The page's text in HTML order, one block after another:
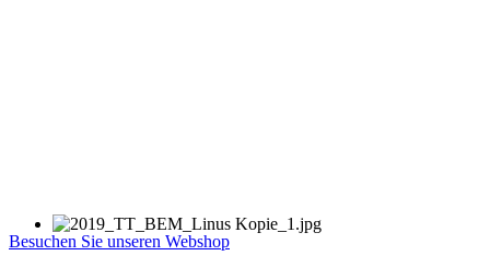
Besuchen Sie unseren Webshop